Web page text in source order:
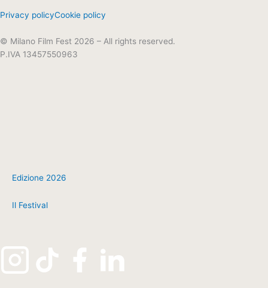
Privacy policyCookie policy
© Milano Film Fest 2026 – All rights reserved.
P.IVA 13457550963
Edizione 2026
Il Festival